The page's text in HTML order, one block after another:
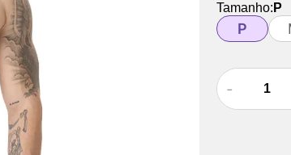
Tamanho: P
P
－